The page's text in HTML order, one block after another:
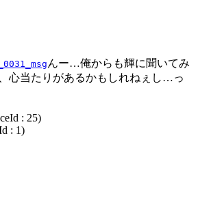
んー…俺からも輝に聞いてみ
心当たりがあるかもしれねぇし…っ
: 25)
: 1)